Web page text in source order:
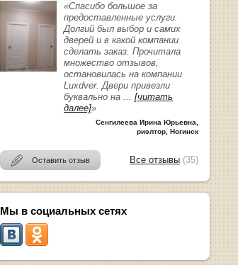
«Спасибо большое за
предоставленные услуги.
Долгий был выбор и самих
дверей и в какой компании
сделать заказ. Прочитала
множество отзывов,
остановилась на компании
Luxdver. Двери привезли
буквально на ... [читать
далее]»
Сенгилеева Ирина Юрьевна,
риэлтор, Ногинск
Оставить отзыв Все отзывы (35)
Мы в социальных сетях